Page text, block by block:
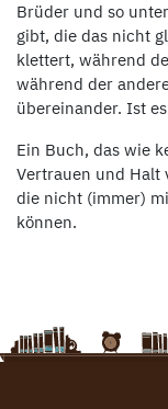
Brüder und so
gibt, die das nicht
klettert, während
während der
übereinander. Ist
Ein Buch, das wie
Vertrauen und Halt
die nicht (immer)
können.